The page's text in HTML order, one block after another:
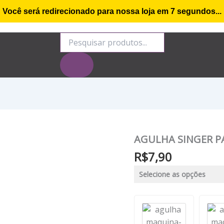
de compra Minha conta Rastrear Encomenda
produtos
AGULHA SINGER
R$7,90
Selecione as opções
Você será redirecionado para nossa loja em 7 segundos...